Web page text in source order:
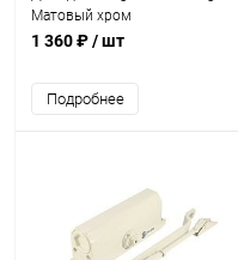
Матовый хром
1 360 ₽/ шт
Подробнее